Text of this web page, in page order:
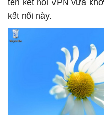
tên kết nối VPN vừa
kết nối này.